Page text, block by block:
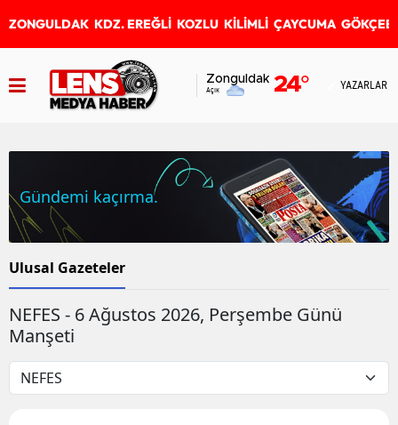
ZONGULDAK KDZ. EREĞLİ KOZLU KİLİMLİ ÇAYCUMA
Zonguldak
Açık 24° YAZARLAR
Gündemi kaçırma.
Ulusal Gazeteler
NEFES - 6 Ağustos 2026, Perşembe Günü
Manşeti